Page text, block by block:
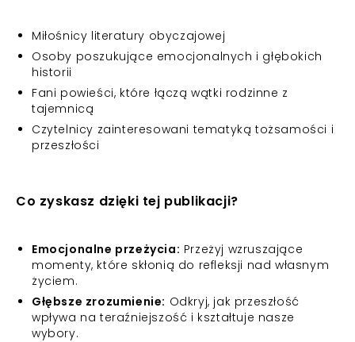
Miłośnicy literatury obyczajowej
Osoby poszukujące emocjonalnych i głębokich
historii
Fani powieści, które łączą wątki rodzinne z
tajemnicą
Czytelnicy zainteresowani tematyką tożsamości i
przeszłości
Co zyskasz dzięki tej publikacji?
Emocjonalne przeżycia: Przeżyj wzruszające
momenty, które skłonią do refleksji nad własnym
życiem.
Głębsze zrozumienie: Odkryj, jak przeszłość
wpływa na teraźniejszość i kształtuje nasze
wybory.